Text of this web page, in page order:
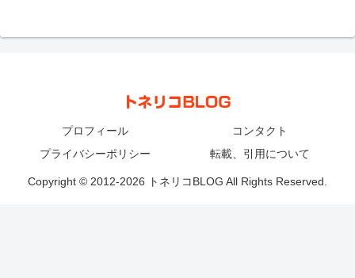
プロフィール
コンタクト
プライバシーポリシー
転載、引用について
Copyright © 2012-2026 トネリコBLOG All Rights Reserved.